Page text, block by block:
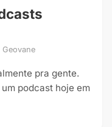
pra gente.
podcast hoje em